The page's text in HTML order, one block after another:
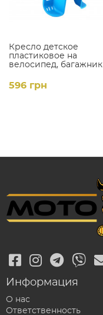
Кресло детское
пластиковое на
велосипед, багажник
596 грн
Информация
О нас
Ответственность